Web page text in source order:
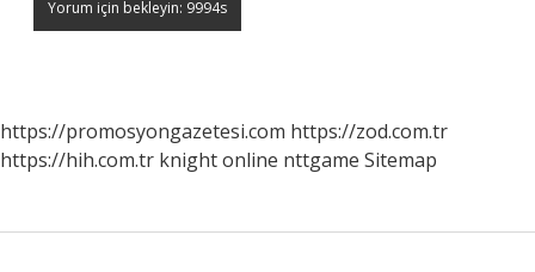
https://promosyongazetesi.com https://zod.com.tr
https://hih.com.tr knight online nttgame Sitemap